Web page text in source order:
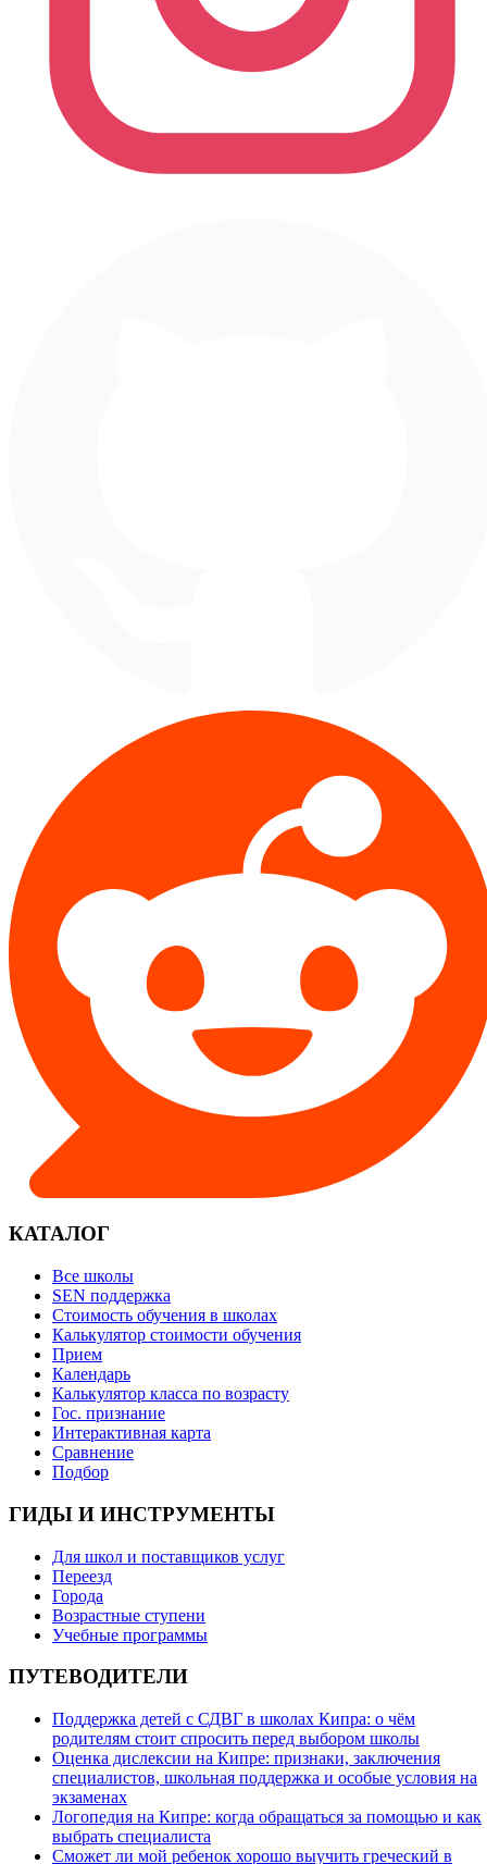
КАТАЛОГ
Все школы
SEN поддержка
Стоимость обучения в школах
Калькулятор стоимости обучения
Прием
Календарь
Калькулятор класса по возрасту
Гос. признание
Интерактивная карта
Сравнение
Подбор
ГИДЫ И ИНСТРУМЕНТЫ
Для школ и поставщиков услуг
Переезд
Города
Возрастные ступени
Учебные программы
ПУТЕВОДИТЕЛИ
Поддержка детей с СДВГ в школах Кипра: о чём
родителям стоит спросить перед выбором школы
Оценка дислексии на Кипре: признаки, заключения
специалистов, школьная поддержка и особые условия на
экзаменах
Логопедия на Кипре: когда обращаться за помощью и как
выбрать специалиста
Сможет ли мой ребенок хорошо выучить греческий в